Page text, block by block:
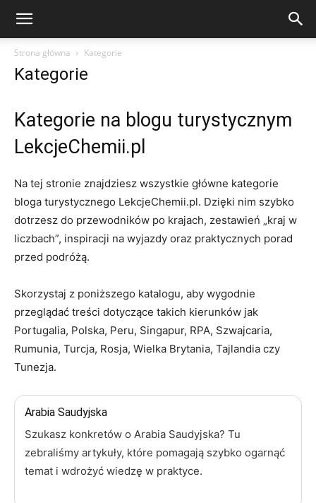
Strona główna Kategorie
Kategorie
Kategorie na blogu turystycznym
LekcjeChemii.pl
Na tej stronie znajdziesz wszystkie główne kategorie
bloga turystycznego LekcjeChemii.pl. Dzięki nim szybko
dotrzesz do przewodników po krajach, zestawień „kraj w
liczbach”, inspiracji na wyjazdy oraz praktycznych porad
przed podróżą.
Skorzystaj z poniższego katalogu, aby wygodnie
przeglądać treści dotyczące takich kierunków jak
Portugalia, Polska, Peru, Singapur, RPA, Szwajcaria,
Rumunia, Turcja, Rosja, Wielka Brytania, Tajlandia czy
Tunezja.
Arabia Saudyjska
Szukasz konkretów o Arabia Saudyjska? Tu
zebraliśmy artykuły, które pomagają szybko ogarnąć
temat i wdrożyć wiedzę w praktyce.